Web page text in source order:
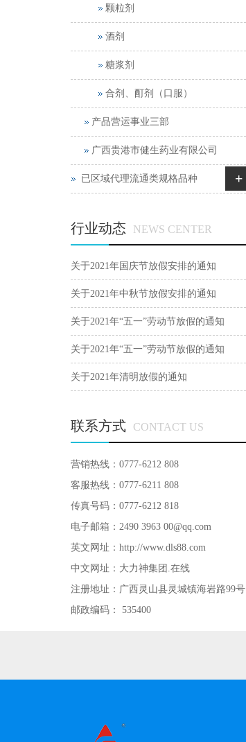
颗粒剂
酒剂
糖浆剂
合剂、酊剂（口服）
产品营运事业三部
广西贵港市健生药业有限公司
已区域代理流通类规格品种 +
行业动态 NEWS CENTER
关于2021年国庆节放假安排的通知
关于2021年中秋节放假安排的通知
关于2021年“五一”劳动节放假的通知
关于2021年“五一”劳动节放假的通知
关于2021年清明放假的通知
联系方式 CONTACT US
营销热线：0777-6212 808
客服热线：0777-6211 808
传真号码：0777-6212 818
电子邮箱：2490 3963 00@qq.com
英文网址：http://www.dls88.com
中文网址：大力神集团.在线
注册地址：广西灵山县灵城镇海岩路99号
邮政编码： 535400